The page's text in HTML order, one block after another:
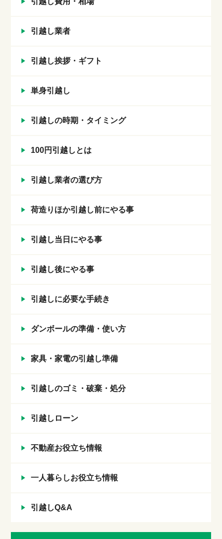
引越し業者
引越し挨拶・ギフト
単身引越し
引越しの時期・タイミング
100円引越しとは
引越し業者の選び方
荷造りほか引越し前にやる事
引越し当日にやる事
引越し後にやる事
引越しに必要な手続き
ダンボールの準備・使い方
家具・家電の引越し準備
引越しのゴミ・破棄・処分
引越しローン
不動産お役立ち情報
一人暮らしお役立ち情報
引越しQ&A